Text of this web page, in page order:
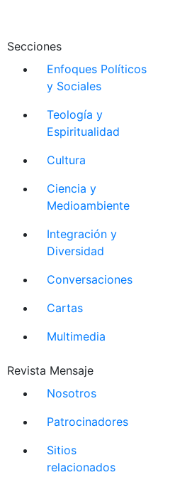
Secciones
Enfoques Políticos
y Sociales
Teología y
Espiritualidad
Cultura
Ciencia y
Medioambiente
Integración y
Diversidad
Conversaciones
Cartas
Multimedia
Revista Mensaje
Nosotros
Patrocinadores
Sitios
relacionados